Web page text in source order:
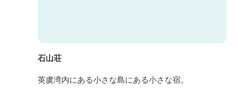
石山荘
英虞湾内にある小さな島にある小さな宿。